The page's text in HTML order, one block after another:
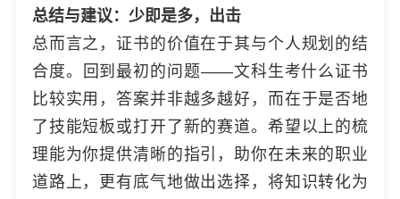
总结与建议：少即是多，出击
总而言之，证书的价值在于其与个人规划的结
合度。回到最初的问题——文科生考什么证书
比较实用，答案并非越多越好，而在于是否地
了技能短板或打开了新的赛道。希望以上的梳
理能为你提供清晰的指引，助你在未来的职业
道路上，更有底气地做出选择，将知识转化为